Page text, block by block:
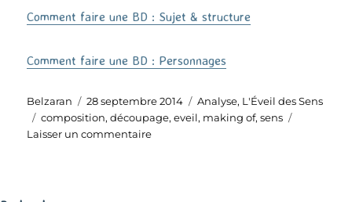
Comment faire une BD : Sujet & structure
Comment faire une BD : Personnages
Auteur
Belzaran
Publié
le
28 septembre 2014 Catégories
Analyse, L'Éveil des Sens
Étiquettes
composition,découpage,eveil, making of,sens
Laisser un commentairesur